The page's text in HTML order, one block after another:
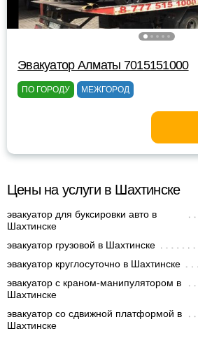
Эвакуатор Алматы 7015151000
ПО ГОРОДУ МЕЖГОРОД
Цены на услуги в Шахтинске
эвакуатор для буксировки авто в
Шахтинске
эвакуатор грузовой в Шахтинске
эвакуатор круглосуточно в Шахтинске
эвакуатор с краном-манипулятором в
Шахтинске
эвакуатор со сдвижной платформой в
Шахтинске